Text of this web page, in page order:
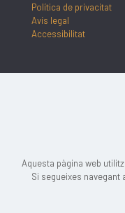
Política de privacitat
Avís legal
Accessibilitat
Pàgina
Aquesta pàgina web
Si segueixes navegant